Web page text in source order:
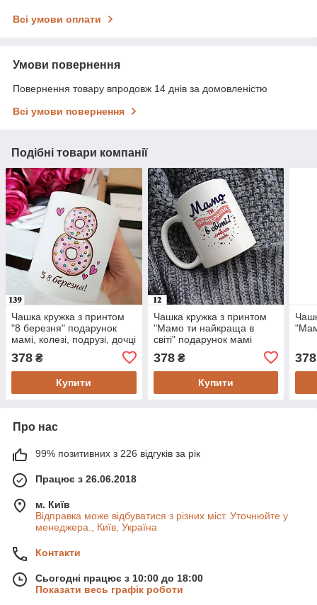
Всі умови оплати
Умови повернення
Повернення товару впродовж 14 днів за домовленістю
Всі умови повернення
Подібні товари компанії
Чашка кружка з принтом
"8 березня" подарунок
мамі, колезі, подрузі, дочці
378 ₴
Купити
Чашка кружка з принтом
"Мамо ти найкраща в
світі" подарунок мамі
378₴
Купити
378
Про нас
99% позитивних з 226 відгуків за рік
Працює з 26.06.2018
м. Київ
Відправка може відбуватися з різних міст. Уточнюйте у
менеджера., Київ, Україна
Контакти
Сьогодні працює з 10:00 до 18:00
Показати весь графік роботи